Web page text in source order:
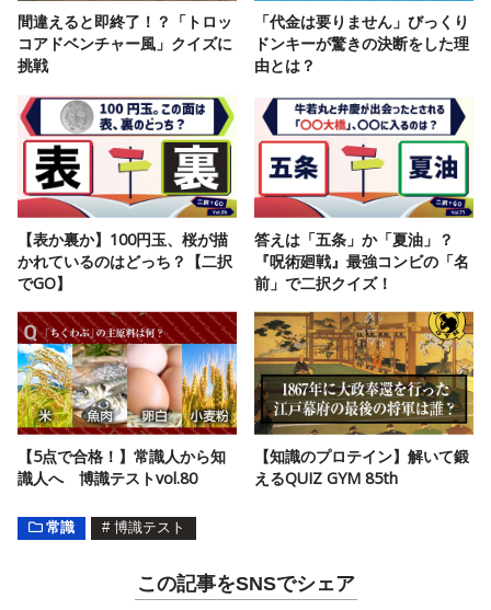
間違えると即終了！？「トロッ
コアドベンチャー風」クイズに
挑戦
「代金は要りません」びっくり
ドンキーが驚きの決断をした理
由とは？
【表か裏か】100円玉、桜が描
かれているのはどっち？【二択
でGO】
答えは「五条」か「夏油」？
『呪術廻戦』最強コンビの「名
前」で二択クイズ！
【5点で合格！】常識人から知
識人へ 博識テストvol.80
【知識のプロテイン】解いて鍛
えるQUIZ GYM 85th
常識 # 博識テスト
この記事をSNSでシェア